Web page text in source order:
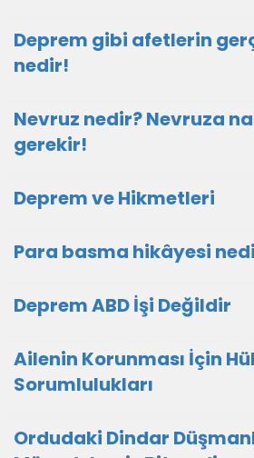
Deprem gibi afetlerin
nedir!
Nevruz nedir? Nevruza
gerekir!
Deprem ve Hikmetleri
Para basma hikâyesi
Deprem ABD İşi Değildir
Ailenin Korunması İçin
Sorumlulukları
Ordudaki Dindar